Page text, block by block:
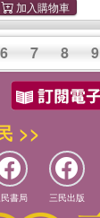
6 7 8 9
>>
書局 三民出版